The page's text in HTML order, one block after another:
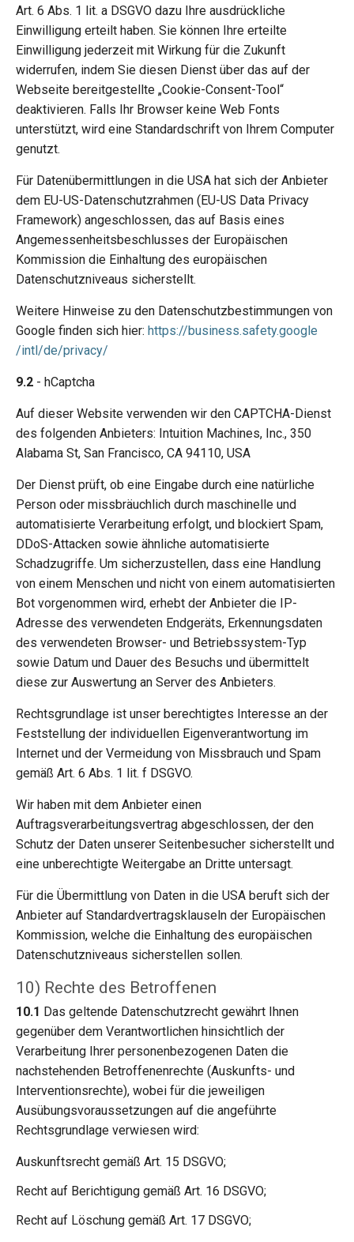
Art. 6 Abs. 1 lit. a DSGVO dazu Ihre ausdrückliche
Einwilligung erteilt haben. Sie können Ihre erteilte
Einwilligung jederzeit mit Wirkung für die Zukunft
widerrufen, indem Sie diesen Dienst über das auf der
Webseite bereitgestellte „Cookie-Consent-Tool“
deaktivieren. Falls Ihr Browser keine Web Fonts
unterstützt, wird eine Standardschrift von Ihrem Computer
genutzt.
Für Datenübermittlungen in die USA hat sich der Anbieter
dem EU-US-Datenschutzrahmen (EU-US Data Privacy
Framework) angeschlossen, das auf Basis eines
Angemessenheitsbeschlusses der Europäischen
Kommission die Einhaltung des europäischen
Datenschutzniveaus sicherstellt.
Weitere Hinweise zu den Datenschutzbestimmungen von
Google finden sich hier: https://business.safety.google
/intl/de/privacy/
9.2 - hCaptcha
Auf dieser Website verwenden wir den CAPTCHA-Dienst
des folgenden Anbieters: Intuition Machines, Inc., 350
Alabama St, San Francisco, CA 94110, USA
Der Dienst prüft, ob eine Eingabe durch eine natürliche
Person oder missbräuchlich durch maschinelle und
automatisierte Verarbeitung erfolgt, und blockiert Spam,
DDoS-Attacken sowie ähnliche automatisierte
Schadzugriffe. Um sicherzustellen, dass eine Handlung
von einem Menschen und nicht von einem automatisierten
Bot vorgenommen wird, erhebt der Anbieter die IP-
Adresse des verwendeten Endgeräts, Erkennungsdaten
des verwendeten Browser- und Betriebssystem-Typ
sowie Datum und Dauer des Besuchs und übermittelt
diese zur Auswertung an Server des Anbieters.
Rechtsgrundlage ist unser berechtigtes Interesse an der
Feststellung der individuellen Eigenverantwortung im
Internet und der Vermeidung von Missbrauch und Spam
gemäß Art. 6 Abs. 1 lit. f DSGVO.
Wir haben mit dem Anbieter einen
Auftragsverarbeitungsvertrag abgeschlossen, der den
Schutz der Daten unserer Seitenbesucher sicherstellt und
eine unberechtigte Weitergabe an Dritte untersagt.
Für die Übermittlung von Daten in die USA beruft sich der
Anbieter auf Standardvertragsklauseln der Europäischen
Kommission, welche die Einhaltung des europäischen
Datenschutzniveaus sicherstellen sollen.
10) Rechte des Betroffenen
10.1 Das geltende Datenschutzrecht gewährt Ihnen
gegenüber dem Verantwortlichen hinsichtlich der
Verarbeitung Ihrer personenbezogenen Daten die
nachstehenden Betroffenenrechte (Auskunfts- und
Interventionsrechte), wobei für die jeweiligen
Ausübungsvoraussetzungen auf die angeführte
Rechtsgrundlage verwiesen wird:
Auskunftsrecht gemäß Art. 15 DSGVO;
Recht auf Berichtigung gemäß Art. 16 DSGVO;
Recht auf Löschung gemäß Art. 17 DSGVO;